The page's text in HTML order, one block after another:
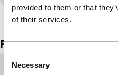
provided to them or that
of their services.
Selection
Necessary
Film details
Productieland